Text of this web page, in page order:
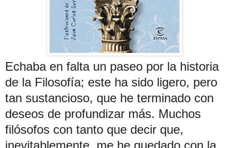
Echaba en falta un paseo por la historia
de la Filosofía; este ha sido ligero, pero
tan sustancioso, que he terminado con
deseos de profundizar más. Muchos
filósofos con tanto que decir que,